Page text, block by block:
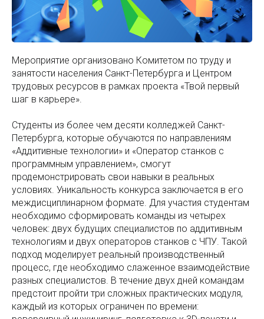
Мероприятие организовано Комитетом по труду и
занятости населения Санкт-Петербурга и Центром
трудовых ресурсов в рамках проекта «Твой первый
шаг в карьере».
Студенты из более чем десяти колледжей Санкт-
Петербурга, которые обучаются по направлениям
«Аддитивные технологии» и «Оператор станков с
программным управлением», смогут
продемонстрировать свои навыки в реальных
условиях. Уникальность конкурса заключается в его
междисциплинарном формате. Для участия студентам
необходимо сформировать команды из четырех
человек: двух будущих специалистов по аддитивным
технологиям и двух операторов станков с ЧПУ. Такой
подход моделирует реальный производственный
процесс, где необходимо слаженное взаимодействие
разных специалистов. В течение двух дней командам
предстоит пройти три сложных практических модуля,
каждый из которых ограничен по времени: